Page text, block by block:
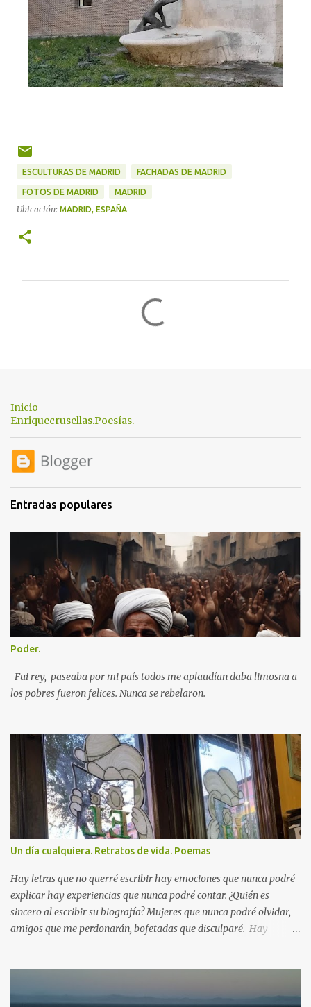
ESCULTURAS DE MADRID FACHADAS DE MADRID
FOTOS DE MADRID MADRID
Ubicación: MADRID, ESPAÑA
t
a
r
i
s
Inicio
Enriquecrusellas.Poesías.
Entradas populares
Poder.
Fui rey, paseaba por mi país todos me aplaudían daba limosna a
los pobres fueron felices. Nunca se rebelaron.
Un día cualquiera. Retratos de vida. Poemas
Hay letras que no querré escribir hay emociones que nunca podré
explicar hay experiencias que nunca podré contar. ¿Quién es
sincero al escribir su biografía? Mujeres que nunca podré olvidar,
amigos que me perdonarán, bofetadas que disculparé. Hay
tertulias a veces, algunos furtivos besos, voy donde me lleve la